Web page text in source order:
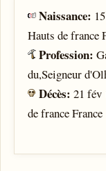
Naissance:
Hauts de france
Profession:
du,Seigneur
Décès:21 fév
de france France